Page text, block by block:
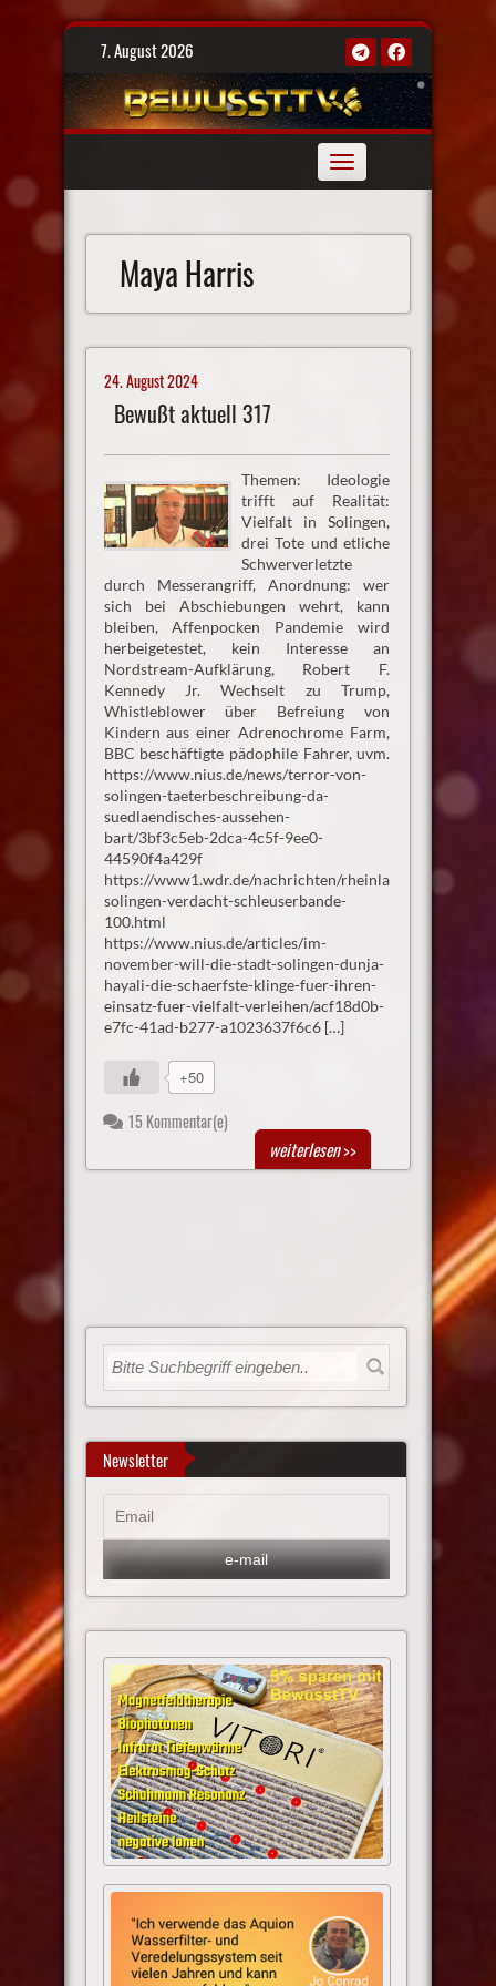
Skip
7. August 2026
Toggle
navigation
Maya Harris
24. August 2024
Bewußt aktuell 317
Themen: Ideologie
trifft auf Realität:
Vielfalt in Solingen,
drei Tote und etliche
Schwerverletzte
durch Messerangriff, Anordnung: wer
sich bei Abschiebungen wehrt, kann
bleiben, Affenpocken Pandemie wird
herbeigetestet, kein Interesse an
Nordstream-Aufklärung, Robert F.
Kennedy Jr. Wechselt zu Trump,
Whistleblower über Befreiung von
Kindern aus einer Adrenochrome Farm,
BBC beschäftigte pädophile Fahrer, uvm.
https://www.nius.de/news/terror-von-
solingen-taeterbeschreibung-da-
suedlaendisches-aussehen-
bart/3bf3c5eb-2dca-4c5f-9ee0-
44590f4a429f
https://www1.wdr.de/nachrichten/rheinland/
solingen-verdacht-schleuserbande-
100.html
https://www.nius.de/articles/im-
november-will-die-stadt-solingen-dunja-
hayali-die-schaerfste-klinge-fuer-ihren-
einsatz-fuer-vielfalt-verleihen/acf18d0b-
e7fc-41ad-b277-a1023637f6c6 […]
+50
15 Kommentar(e)
weiterlesen>>
Newsletter